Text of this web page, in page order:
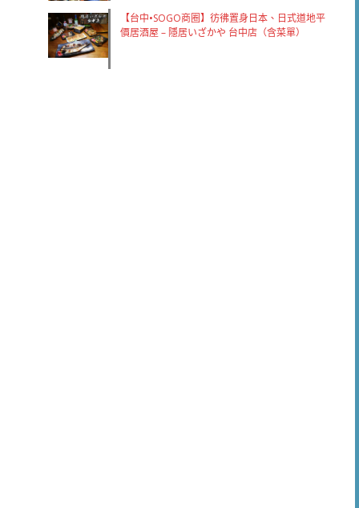
【台中•SOGO商圈】彷彿置身日本、日式道地平
價居酒屋 – 隱居いざかや 台中店（含菜單）